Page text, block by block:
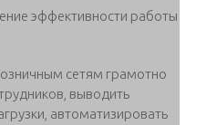
эффективности работы
сетям грамотно
выводить
автоматизировать